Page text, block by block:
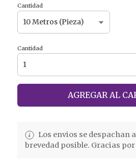
Cantidad
Cantidad
AGREGAR AL
Los envios se despachan
brevedad posible. Gracias